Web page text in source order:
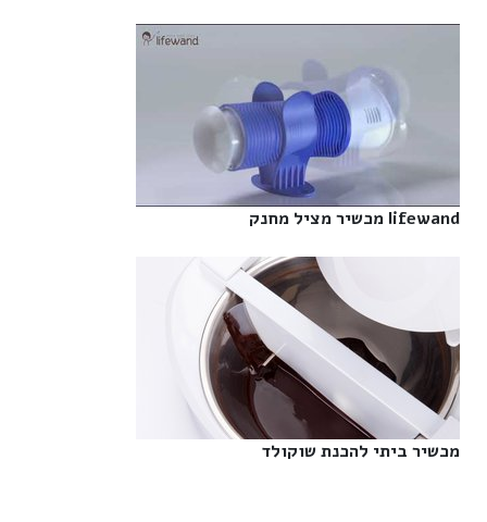
lifewand מכשיר מציל מחנק‎
מכשיר ביתי להכנת שוקולד‎